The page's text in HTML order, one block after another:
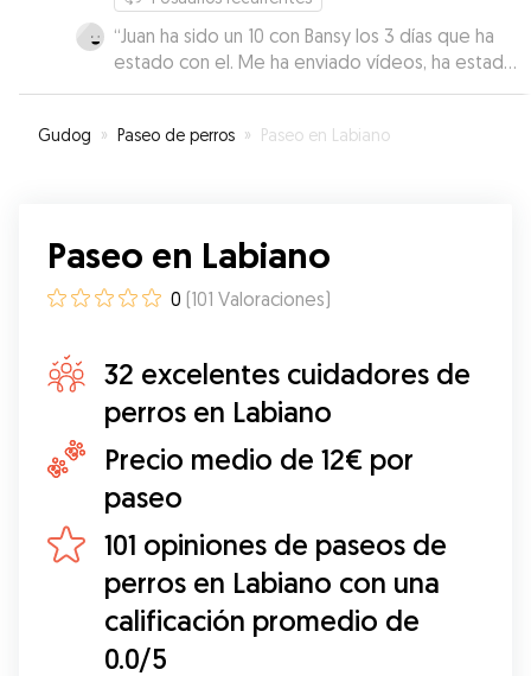
“Juan ha sido un 10 con Bansy los 3 días que ha
estado con el. Me ha enviado vídeos, ha estado
pendiente de todo. Sin duda, repetiré con él.”
Gudog » Paseo de perros » Paseo en Labiano
Paseo en Labiano
0 (101 Valoraciones)
32 excelentes cuidadores de
perros en Labiano
Precio medio de 12€ por
paseo
101 opiniones de paseos de
perros en Labiano con una
calificación promedio de
0.0/5